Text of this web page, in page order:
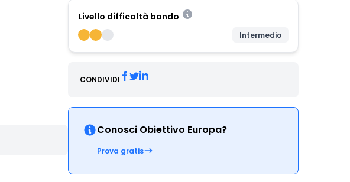
Livello difficoltà bando
Intermedio
CONDIVIDI
Conosci Obiettivo Europa?
Prova gratis